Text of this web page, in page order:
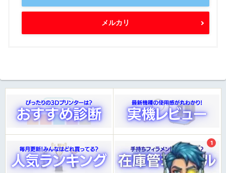
メルカリ
1
ウノケンマンAI（β）